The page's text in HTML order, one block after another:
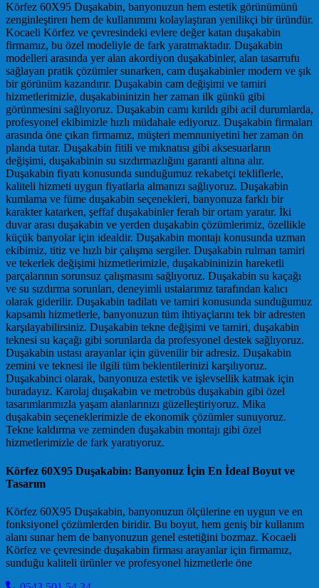
Körfez 60X95 Duşakabin, banyonuzun hem estetik görünümünü
zenginleştiren hem de kullanımını kolaylaştıran yenilikçi bir üründür.
Kocaeli Körfez ve çevresindeki evlere değer katan duşakabin
firmamız, bu özel modeliyle de fark yaratmaktadır. Duşakabin
modelleri arasında yer alan akordiyon duşakabinler, alan tasarrufu
sağlayan pratik çözümler sunarken, cam duşakabinler modern ve şık
bir görünüm kazandırır. Duşakabin cam değişimi ve tamiri
hizmetlerimizle, duşakabininizin her zaman ilk günkü gibi
görünmesini sağlıyoruz. Duşakabin camı kırıldı gibi acil durumlarda,
profesyonel ekibimizle hızlı müdahale ediyoruz. Duşakabin firmaları
arasında öne çıkan firmamız, müşteri memnuniyetini her zaman ön
planda tutar. Duşakabin fitili ve mıknatısı gibi aksesuarların
değişimi, duşakabinin su sızdırmazlığını garanti altına alır.
Duşakabin fiyatı konusunda sunduğumuz rekabetçi tekliflerle,
kaliteli hizmeti uygun fiyatlarla almanızı sağlıyoruz. Duşakabin
kumlama ve füme duşakabin seçenekleri, banyonuza farklı bir
karakter katarken, şeffaf duşakabinler ferah bir ortam yaratır. İki
duvar arası duşakabin ve yerden duşakabin çözümlerimiz, özellikle
küçük banyolar için idealdir. Duşakabin montajı konusunda uzman
ekibimiz, titiz ve hızlı bir çalışma sergiler. Duşakabin rulman tamiri
ve tekerlek değişimi hizmetlerimizle, duşakabininizin hareketli
parçalarının sorunsuz çalışmasını sağlıyoruz. Duşakabin su kaçağı
ve su sızdırma sorunları, deneyimli ustalarımız tarafından kalıcı
olarak giderilir. Duşakabin tadilatı ve tamiri konusunda sunduğumuz
kapsamlı hizmetlerle, banyonuzun tüm ihtiyaçlarını tek bir adresten
karşılayabilirsiniz. Duşakabin tekne değişimi ve tamiri, duşakabin
teknesi su kaçağı gibi sorunlarda da profesyonel destek sağlıyoruz.
Duşakabin ustası arayanlar için güvenilir bir adresiz. Duşakabin
zemini ve teknesi ile ilgili tüm beklentilerinizi karşılıyoruz.
Duşakabinci olarak, banyonuza estetik ve işlevsellik katmak için
buradayız. Karolaj duşakabin ve metrobüs duşakabin gibi özel
tasarımlarımızla yaşam alanlarınızı güzelleştiriyoruz. Mika
duşakabin seçeneklerimizle de ekonomik çözümler sunuyoruz.
Tekne kaldırma ve zeminden duşakabin montajı gibi özel
hizmetlerimizle de fark yaratıyoruz.
Körfez 60X95 Duşakabin: Banyonuz İçin En İdeal Boyut ve
Tasarım
Körfez 60X95 Duşakabin, banyonuzun ölçülerine en uygun ve en
fonksiyonel çözümlerden biridir. Bu boyut, hem geniş bir kullanım
alanı sunar hem de banyonuzun genel estetiğini bozmaz. Kocaeli
Körfez ve çevresinde duşakabin firması arayanlar için firmamız,
sunduğu kaliteli ürünler ve profesyonel hizmetlerle öne